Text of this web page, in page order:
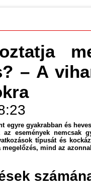
– A
egyre gyakrabban és
események nemcsak
típusát és
mind az